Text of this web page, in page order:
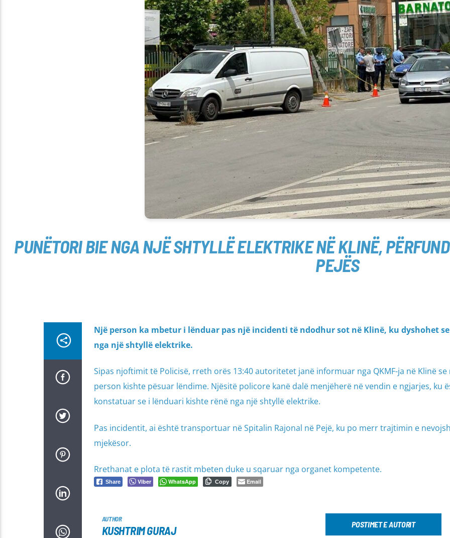
PUNËTORI BIE NGA NJË SHTYLLË ELEKTRIKE NË KLINË,
PEJËS
Një person ka mbetur i lënduar pas një incidenti të ndodhur sot në Klinë, ku dyshohet
nga një shtyllë elektrike.
Sipas njoftimit të Policisë, rreth orës 13:40 autoritetet janë informuar nga QKMF-ja në Klinë se
person kishte pësuar lëndime. Njësitë policore kanë dalë menjëherë në vendin e ngjarjes, ku
konstatuar se i lënduari kishte rënë nga një shtyllë elektrike.
Pas incidentit, ai është transportuar në Spitalin Rajonal në Pejë, ku po merr trajtimin e
mjekësor.
Rrethanat e plota të rastit mbeten duke u sqaruar nga organet kompetente.
Share Viber WhatsApp Copy Email
AUTHOR
KUSHTRIM GURAJ POSTIMET E AUTORIT